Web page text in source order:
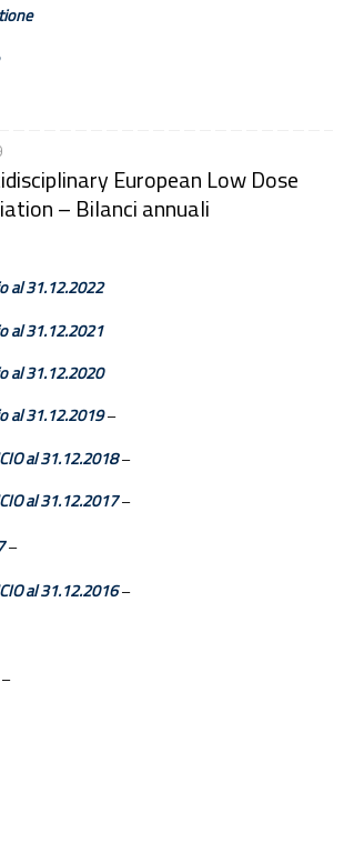
European Low Dose
– Bilanci annuali
al 31.12.2022
al 31.12.2021
al 31.12.2020
al 31.12.2019–
al 31.12.2018–
al 31.12.2017–
–
al 31.12.2016–